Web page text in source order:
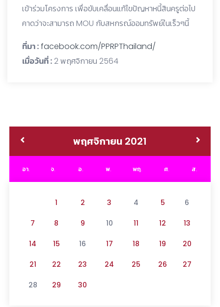
เข้าร่วมโครงการ เพื่อขับเคลื่อนแก้ไขปัญหาหนี้สินครูต่อไป
คาดว่าจะสามารถ MOU กับสหกรณ์ออมทรัพย์ในเร็วๆนี้
ที่มา :facebook.com/PPRPThailand/
เมื่อวันที่ : 2 พฤศจิกายน 2564
พฤศจิกายน 2021
อา. จ. อ. พ. พฤ. ศ. ส.
1 2 3 4 5 6
7 8 9 10 11 12 13
14 15 16 17 18 19 20
21 22 23 24 25 26 27
28 29 30